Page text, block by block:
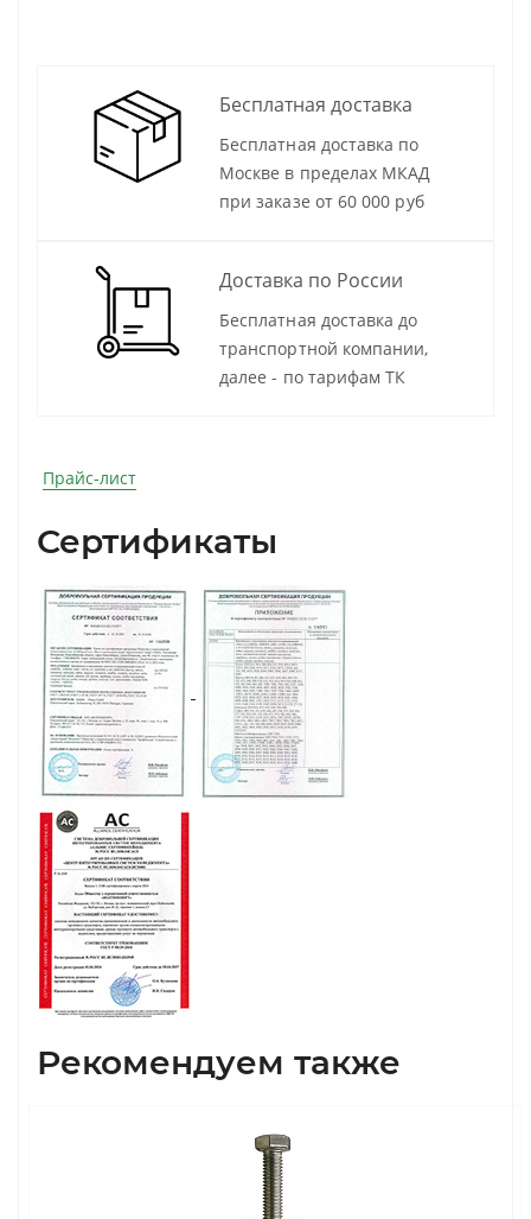
Бесплатная доставка
Бесплатная доставка по
Москве в пределах МКАД
при заказе от 60 000 руб
Доставка по России
Бесплатная доставка до
транспортной компании,
далее - по тарифам ТК
Прайс-лист
Сертификаты
Рекомендуем также